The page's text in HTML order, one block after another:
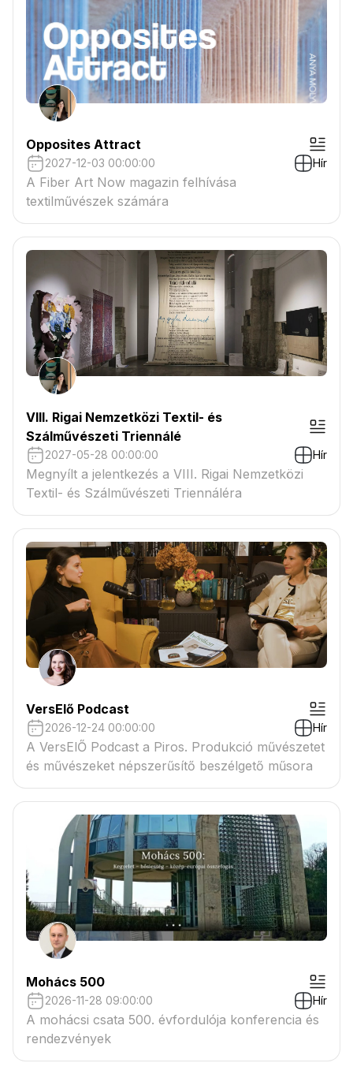
Opposites Attract
2027-12-03 00:00:00 Hír
A Fiber Art Now magazin felhívása
textilművészek számára
VIII. Rigai Nemzetközi Textil- és
Szálművészeti Triennálé
2027-05-28 00:00:00 Hír
Megnyílt a jelentkezés a VIII. Rigai Nemzetközi
Textil- és Szálművészeti Triennáléra
VersElő Podcast
2026-12-24 00:00:00 Hír
A VersElŐ Podcast a Piros. Produkció művészetet
és művészeket népszerűsítő beszélgető műsora
Mohács 500
2026-11-28 09:00:00 Hír
A mohácsi csata 500. évfordulója konferencia és
rendezvények